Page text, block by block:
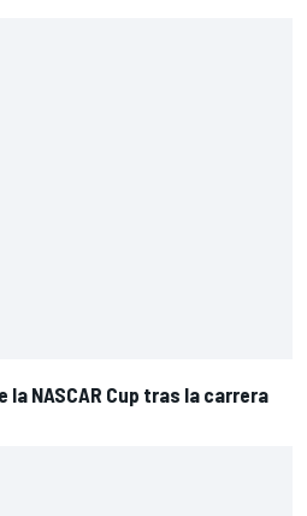
NASCAR Cup tras la carrera